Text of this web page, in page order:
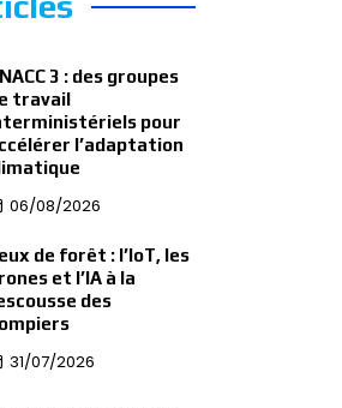
3 : des groupes
travail
pour
l’adaptation
06/08/2026
de forêt : l’IoT, les
et l’IA à la
des
31/07/2026